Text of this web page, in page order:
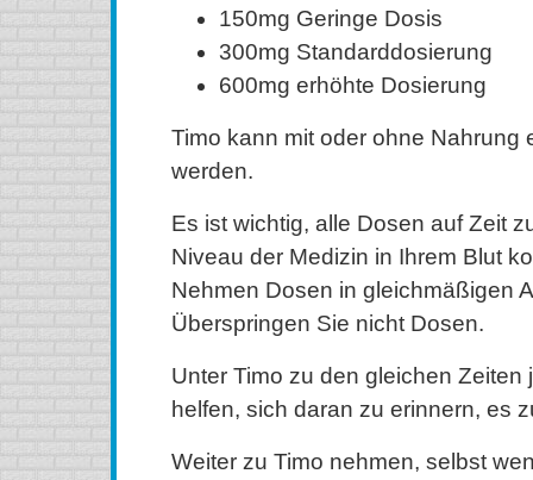
150mg Geringe Dosis
300mg Standarddosierung
600mg erhöhte Dosierung
Timo kann mit oder ohne Nahrung
werden.
Es ist wichtig, alle Dosen auf Zeit
Niveau der Medizin in Ihrem Blut
Nehmen Dosen in gleichmäßigen
Überspringen Sie nicht Dosen.
Unter Timo zu den gleichen Zeiten
helfen, sich daran zu erinnern, es
Weiter zu Timo nehmen, selbst